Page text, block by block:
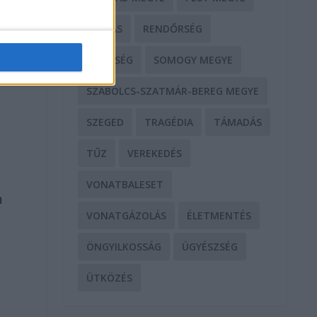
RABLÁS RENDŐRSÉG
SEGÍTSÉG SOMOGY MEGYE
SZABOLCS-SZATMÁR-BEREG MEGYE
SZEGED TRAGÉDIA TÁMADÁS
TŰZ VEREKEDÉS
VONATBALESET
VONATGÁZOLÁS ÉLETMENTÉS
ÖNGYILKOSSÁG ÜGYÉSZSÉG
ÜTKÖZÉS